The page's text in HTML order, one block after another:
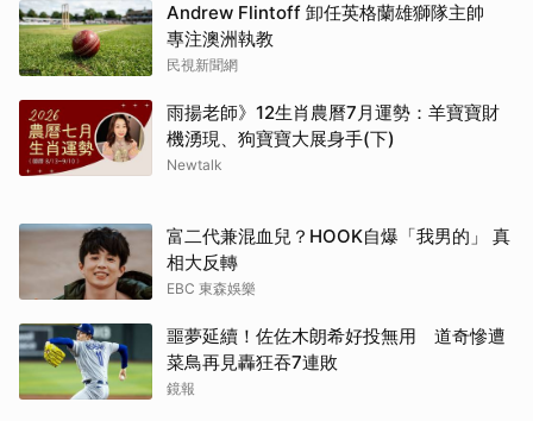
Andrew Flintoff 卸任英格蘭雄獅隊主帥
專注澳洲執教
民視新聞網
雨揚老師》12生肖農曆7月運勢：羊寶寶財
機湧現、狗寶寶大展身手(下)
Newtalk
富二代兼混血兒？HOOK自爆「我男的」 真
相大反轉
EBC 東森娛樂
噩夢延續！佐佐木朗希好投無用 道奇慘遭
菜鳥再見轟狂吞7連敗
鏡報